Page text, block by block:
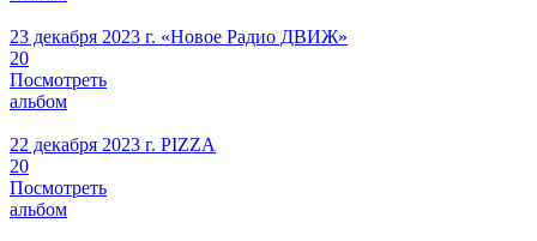
23 декабря 2023 г. «Новое Радио ДВИЖ»
20
Посмотреть
альбом
22 декабря 2023 г. PIZZA
20
Посмотреть
альбом